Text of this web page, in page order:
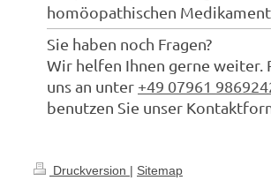
homöopathischen
Sie haben noch Fragen?
Wir helfen Ihnen gerne weiter.
uns an unter +49 07961
benutzen Sie unser
Druckversion | Sitemap